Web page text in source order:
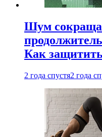
Шум
Как защитить
2 года спустя2 года